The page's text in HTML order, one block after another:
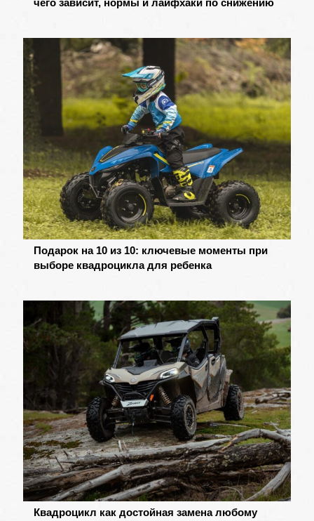
чего зависит, нормы и лайфхаки по снижению
Подарок на 10 из 10: ключевые моменты при
выборе квадроцикла для ребенка
Квадроцикл как достойная замена любому